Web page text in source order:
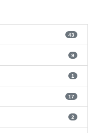
43
9
1
17
2